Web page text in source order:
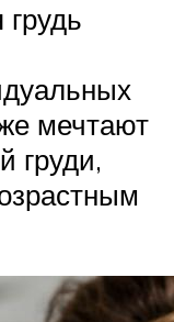
мечтают
груди,